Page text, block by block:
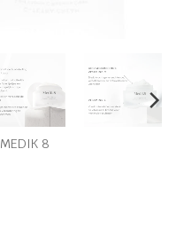
MEDIK 8